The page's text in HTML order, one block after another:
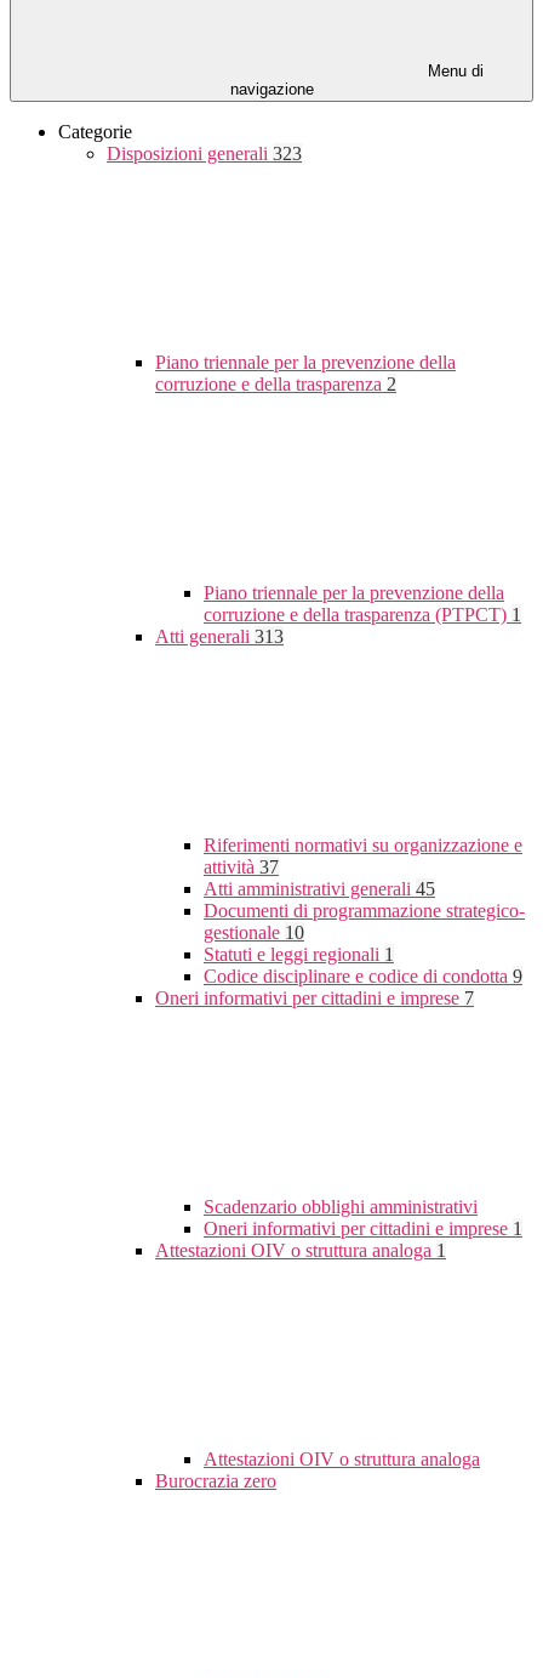
Menu di
navigazione
Categorie
Disposizioni generali 323
Piano triennale per la prevenzione della
corruzione e della trasparenza 2
Piano triennale per la prevenzione della
corruzione e della trasparenza (PTPCT) 1
Atti generali 313
Riferimenti normativi su organizzazione e
attività 37
Atti amministrativi generali 45
Documenti di programmazione strategico-
gestionale 10
Statuti e leggi regionali 1
Codice disciplinare e codice di condotta 9
Oneri informativi per cittadini e imprese 7
Scadenzario obblighi amministrativi
Oneri informativi per cittadini e imprese 1
Attestazioni OIV o struttura analoga 1
Attestazioni OIV o struttura analoga
Burocrazia zero